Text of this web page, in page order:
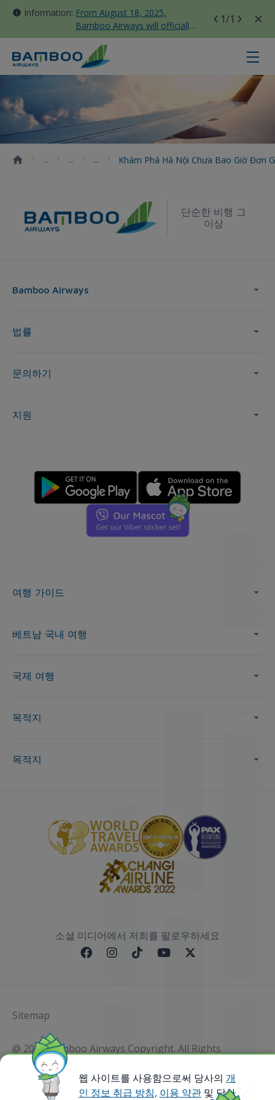
Information: From August 18, 2025,
Bamboo Airways will officially
move all domestic flights to
Tan Son Nhat Terminal T3
1/1
Khám phá Hà Nội chưa bao giờ
Khám Phá Hà Nội Chưa Bao Giờ Đơn
단순한 비행 그
이상
Bamboo Airways
법률
문의하기
지원
여행 가이드
베트남 국내 여행
국제 여행
목적지
목적지
소셜 미디어에서 저희를 팔로우하세요
Sitemap
@ 2023 Bamboo Airways Copyright. All Rights
Reserved.
Business Registration Code: 010786737
웹 사이트를 사용함으로써 당사의 개
인 정보 취급 방침, 이용 약관 및 당사